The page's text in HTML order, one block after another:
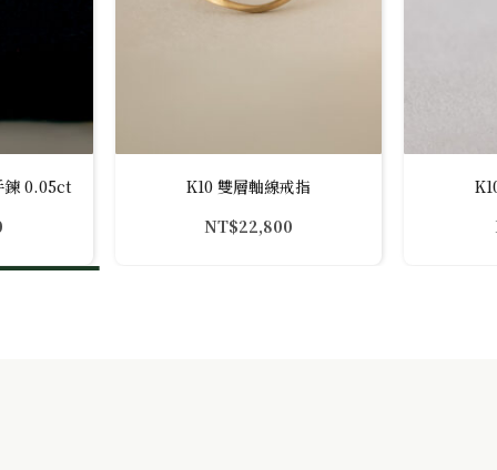
鍊 0.05ct
K10 雙層軸線戒指
NT$22,800